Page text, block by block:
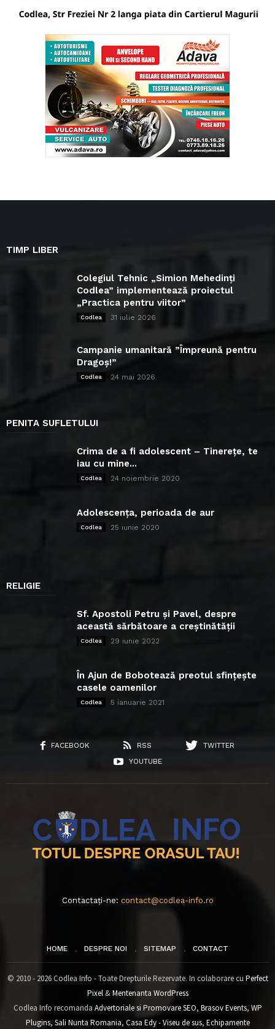
TIMP LIBER
Colegiul Tehnic „Simion Mehedinți
Codlea” implementează proiectul
„Practica pentru viitor”
Codlea 31 iulie 2026
Campanie umanitară ”Împreună pentru
Dragoș!”
Codlea 24 mai 2026
PENITA SUFLETULUI
Crima de a fi adolescent – Tinerețe, te
iau cu mine...
Codlea 24 noiembrie 2020
Adolescența, perioada de aur
Codlea 25 iunie 2020
RELIGIE
Sf. Apostoli Petru și Pavel, despre
această sărbătoare a creștinătății
Codlea 29 iunie 2022
În Ajun de Bobotează preotul sfințește
casele oamenilor
Codlea 5 ianuarie 2021
FACEBOOK RSS
TWITTER
YOUTUBE
Contactați-ne: contact@codlea-info.ro
HOME DESPRE NOI SITEMAP CONTACT
© 2010 - 2026 Codlea Info - Toate Drepturile Rezervate. In colaborare cu Perfect
Pixel&Mentenanta WordPress
Codlea Info recomanda Advertoriale si Promovare SEO, Brasov Events, WP
Plugins, Sali Nunta Romania, Casa Edy - Viseu de sus, Echipamente